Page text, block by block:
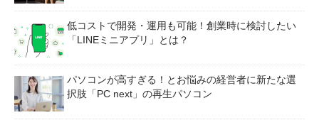
低コストで開発・運用も可能！創業時に検討したい
「LINEミニアプリ」とは？
パソコンが高すぎる！とお悩みの経営者に新たな選
択肢「PC next」の再生パソコン